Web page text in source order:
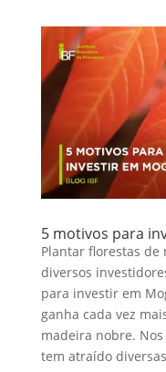
5 motivos para
Plantar florestas
diversos
para investir em
ganha cada vez
madeira nobre.
tem atraído